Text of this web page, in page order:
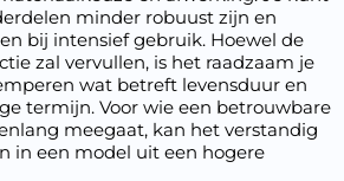
minder robuust zijn en
bij intensief gebruik. Hoewel de
zal vervullen, is het raadzaam je
wat betreft levensduur en
termijn. Voor wie een betrouwbare
meegaat, kan het verstandig
in een model uit een hogere